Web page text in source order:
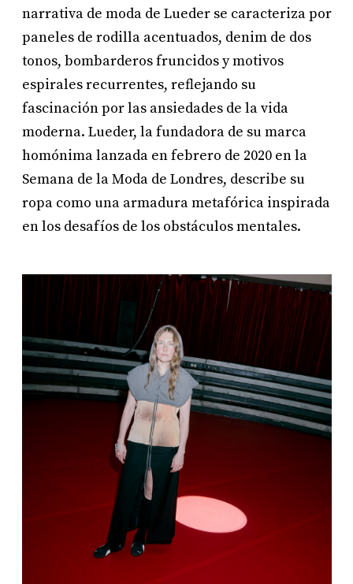
narrativa de moda de Lueder se caracteriza por
paneles de rodilla acentuados, denim de dos
tonos, bombarderos fruncidos y motivos
espirales recurrentes, reflejando su
fascinación por las ansiedades de la vida
moderna. Lueder, la fundadora de su marca
homónima lanzada en febrero de 2020 en la
Semana de la Moda de Londres, describe su
ropa como una armadura metafórica inspirada
en los desafíos de los obstáculos mentales.